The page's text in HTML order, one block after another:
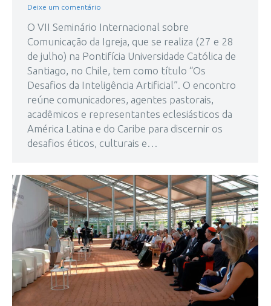
Deixe um comentário
O VII Seminário Internacional sobre
Comunicação da Igreja, que se realiza (27 e 28
de julho) na Pontifícia Universidade Católica de
Santiago, no Chile, tem como título “Os
Desafios da Inteligência Artificial”. O encontro
reúne comunicadores, agentes pastorais,
acadêmicos e representantes eclesiásticos da
América Latina e do Caribe para discernir os
desafios éticos, culturais e…